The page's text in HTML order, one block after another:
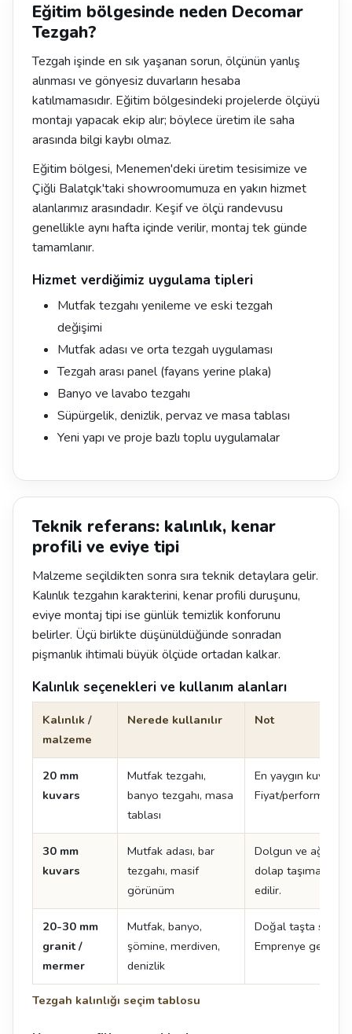
Eğitim bölgesinde neden Decomar
Tezgah?
Tezgah işinde en sık yaşanan sorun, ölçünün yanlış
alınması ve gönyesiz duvarların hesaba
katılmamasıdır. Eğitim bölgesindeki projelerde ölçüyü
montajı yapacak ekip alır; böylece üretim ile saha
arasında bilgi kaybı olmaz.
Eğitim bölgesi, Menemen'deki üretim tesisimize ve
Çiğli Balatçık'taki showroomumuza en yakın hizmet
alanlarımız arasındadır. Keşif ve ölçü randevusu
genellikle aynı hafta içinde verilir, montaj tek günde
tamamlanır.
Hizmet verdiğimiz uygulama tipleri
Mutfak tezgahı yenileme ve eski tezgah
değişimi
Mutfak adası ve orta tezgah uygulaması
Tezgah arası panel (fayans yerine plaka)
Banyo ve lavabo tezgahı
Süpürgelik, denizlik, pervaz ve masa tablası
Yeni yapı ve proje bazlı toplu uygulamalar
Teknik referans: kalınlık, kenar
profili ve eviye tipi
Malzeme seçildikten sonra sıra teknik detaylara gelir.
Kalınlık tezgahın karakterini, kenar profili duruşunu,
eviye montaj tipi ise günlük temizlik konforunu
belirler. Üçü birlikte düşünüldüğünde sonradan
pişmanlık ihtimali büyük ölçüde ortadan kalkar.
Kalınlık seçenekleri ve kullanım alanları
Tezgah kalınlığı seçim tablosu
Kalınlık /
malzeme
Nerede kullanılır Not
20 mm
kuvars
Mutfak tezgahı,
banyo tezgahı, masa
tablası
En yaygın kuvars
Fiyat/performans
30 mm
kuvars
Mutfak adası, bar
tezgahı, masif
görünüm
Dolgun ve ağır
dolap taşıma
edilir.
20-30 mm
granit /
mermer
Mutfak, banyo,
şömine, merdiven,
denizlik
Doğal taşta
Emprenye